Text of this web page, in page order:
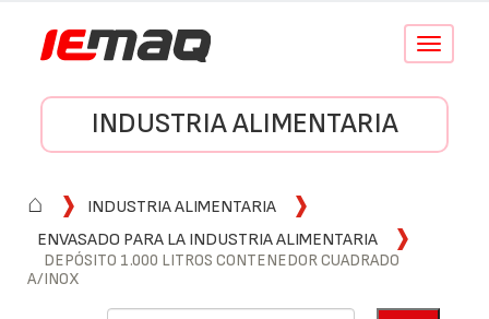
Conmutar
INDUSTRIA ALIMENTARIA
⌂
INDUSTRIA ALIMENTARIA
ENVASADO PARA LA INDUSTRIA ALIMENTARIA
DEPÓSITO 1.000 LITROS CONTENEDOR CUADRADO
A/INOX